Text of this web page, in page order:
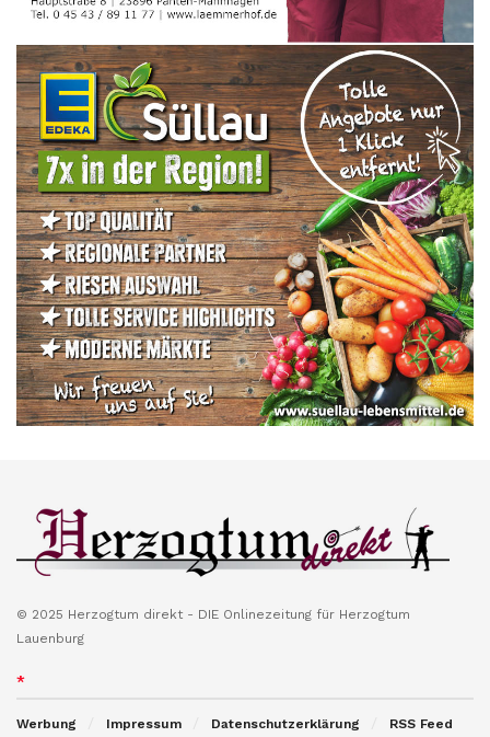
© 2025 Herzogtum direkt - DIE Onlinezeitung für Herzogtum
Lauenburg
*
Werbung Impressum Datenschutzerklärung RSS Feed